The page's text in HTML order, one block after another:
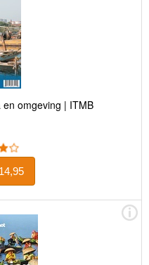
omgeving | ITMB
€ 14,95